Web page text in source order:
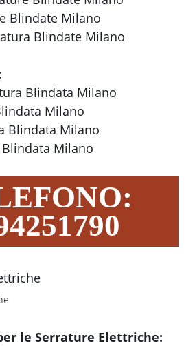
Blindate Milano
Blindate Milano
Blindata Milano
Milano
Blindata Milano
Blindata Milano
le Serrature Elettriche: